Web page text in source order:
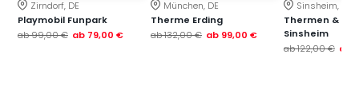
Zirndorf, DE
Playmobil Funpark
ab99,00 € ab 79,00 €
München, DE
Therme Erding
ab132,00 € ab 99,00 €
Sinsheim, DE
Thermen &
Sinsheim
ab122,00 € ab